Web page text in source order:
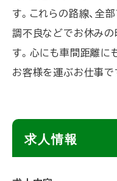
す。これらの路線、全
調不良などでお休みの
す。心にも車間距離に
お客様を運ぶお仕事で
求人情報